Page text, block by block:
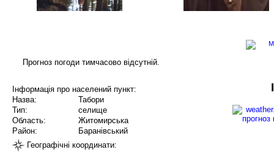
Прогноз погоди тимчасово відсутній.
Інформація про населений пункт:
Назва:
Табори
Тип:
селище
Область:
Житомирська
Район:
Баранівський
Географічні координати: